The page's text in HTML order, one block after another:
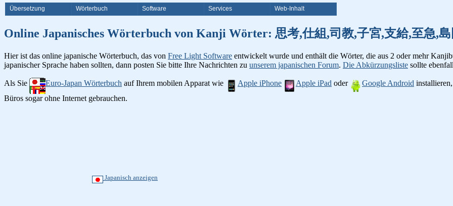
Übersetzung Wörterbuch Software Services Web-Inhalt
Online Japanisches Wörterbuch von Kanji Wörter: 思考,仕組,司教,子宮,支給,至急,
Hier ist das online japanische Wörterbuch, das von Free Light Software entwickelt wurde und enthält die Wörter, die aus 2 oder mehr
japanischer Sprache haben sollten, dann posten Sie bitte Ihre Nachrichten zu unserem japanischen Forum. Die Abkürzungsliste sollte
Als Sie Euro-Japan Wörterbuch auf Ihrem mobilen Apparat wie Apple iPhone Apple iPad oder Google Android
Büros sogar ohne Internet gebrauchen.
Japanisch anzeigen